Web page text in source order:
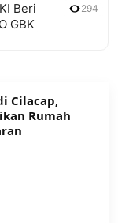
Beri
GBK
294
Cilacap,
Rumah